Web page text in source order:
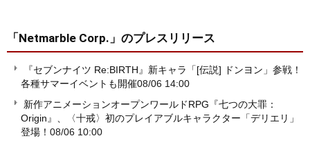
「Netmarble Corp.」 のプレスリリース
『セブンナイツ Re:BIRTH』新キャラ「[伝説] ドンヨン」参戦！
各種サマーイベントも開催08/06 14:00
新作アニメーションオープンワールドRPG『七つの大罪：
Origin』、〈十戒〉初のプレイアブルキャラクター「デリエリ」
登場！ 08/06 10:00